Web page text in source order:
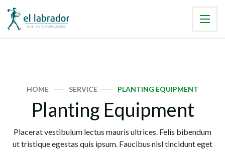
HOME SERVICE PLANTING EQUIPMENT
Planting Equipment
Placerat vestibulum lectus mauris ultrices. Felis bibendum
ut tristique egestas quis ipsum. Faucibus nisl tincidunt eget